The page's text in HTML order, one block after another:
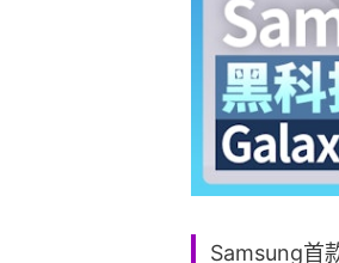
Samsung首